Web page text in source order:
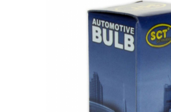
Butoane Blocare/Deblocare